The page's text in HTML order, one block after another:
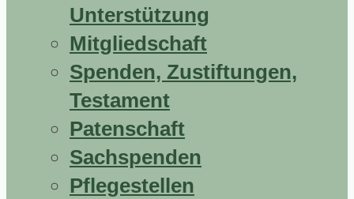
Unterstützung
Mitgliedschaft
Spenden, Zustiftungen,
Testament
Patenschaft
Sachspenden
Pflegestellen